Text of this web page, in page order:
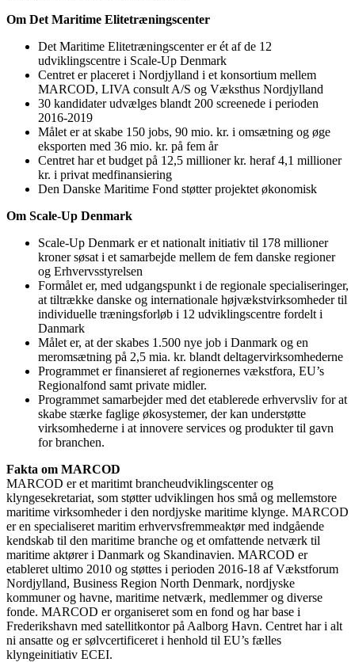
Om Det Maritime Elitetræningscenter
Det Maritime Elitetræningscenter er ét af de 12
udviklingscentre i Scale-Up Denmark
Centret er placeret i Nordjylland i et konsortium mellem
MARCOD, LIVA consult A/S og Væksthus Nordjylland
30 kandidater udvælges blandt 200 screenede i perioden
2016-2019
Målet er at skabe 150 jobs, 90 mio. kr. i omsætning og øge
eksporten med 36 mio. kr. på fem år
Centret har et budget på 12,5 millioner kr. heraf 4,1 millioner
kr. i privat medfinansiering
Den Danske Maritime Fond støtter projektet økonomisk
Om Scale-Up Denmark
Scale-Up Denmark er et nationalt initiativ til 178 millioner
kroner søsat i et samarbejde mellem de fem danske regioner
og Erhvervsstyrelsen
Formålet er, med udgangspunkt i de regionale specialiseringer,
at tiltrække danske og internationale højvækstvirksomheder til
individuelle træningsforløb i 12 udviklingscentre fordelt i
Danmark
Målet er, at der skabes 1.500 nye job i Danmark og en
meromsætning på 2,5 mia. kr. blandt deltagervirksomhederne
Programmet er finansieret af regionernes vækstfora, EU’s
Regionalfond samt private midler.
Programmet samarbejder med det etablerede erhvervsliv for at
skabe stærke faglige økosystemer, der kan understøtte
virksomhederne i at innovere services og produkter til gavn
for branchen.
Fakta om MARCOD
MARCOD er et maritimt brancheudviklingscenter og
klyngesekretariat, som støtter udviklingen hos små og mellemstore
maritime virksomheder i den nordjyske maritime klynge. MARCOD
er en specialiseret maritim erhvervsfremmeaktør med indgående
kendskab til den maritime branche og et omfattende netværk til
maritime aktører i Danmark og Skandinavien. MARCOD er
etableret ultimo 2010 og støttes i perioden 2016-18 af Vækstforum
Nordjylland, Business Region North Denmark, nordjyske
kommuner og havne, maritime netværk, medlemmer og diverse
fonde. MARCOD er organiseret som en fond og har base i
Frederikshavn med satellitkontor på Aalborg Havn. Centret har i alt
ni ansatte og er sølvcertificeret i henhold til EU’s fælles
klyngeinitiativ ECEI.